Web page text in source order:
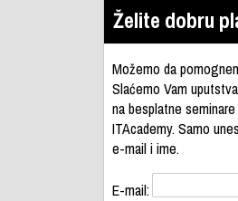
Želite dobru
Možemo da
Slaćemo Vam
na besplatne
ITAcademy. Samo
e-mail i ime.
E-mail: